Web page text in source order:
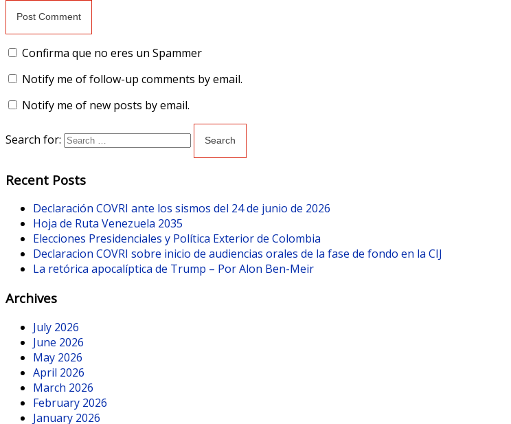
Confirma que no eres un Spammer
Notify me of follow-up comments by email.
Notify me of new posts by email.
Search for:
Recent Posts
Declaración COVRI ante los sismos del 24 de junio de 2026
Hoja de Ruta Venezuela 2035
Elecciones Presidenciales y Política Exterior de Colombia
Declaracion COVRI sobre inicio de audiencias orales de la fase de fondo en la CIJ
La retórica apocalíptica de Trump – Por Alon Ben-Meir
Archives
July 2026
June 2026
May 2026
April 2026
March 2026
February 2026
January 2026